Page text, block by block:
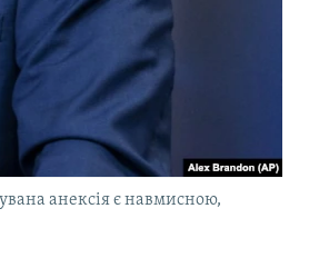
анексія є навмисною,